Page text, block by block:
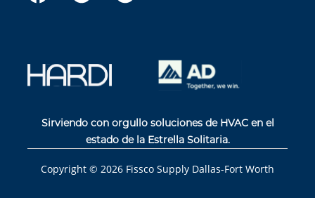
Sirviendo con orgullo soluciones de HVAC en el
estado de la Estrella Solitaria.
Copyright © 2026 Fissco Supply Dallas-Fort Worth